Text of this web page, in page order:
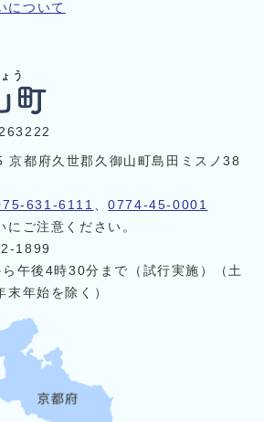
について
都府久世郡久御山町島田ミスノ38
631-6111 、0774-45-0001
にご注意ください。
1899
午後4時30分まで（試行実施）（土
末年始を除く）